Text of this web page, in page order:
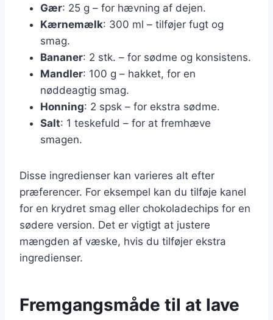
Gær: 25 g – for hævning af dejen.
Kærnemælk: 300 ml – tilføjer fugt og
smag.
Bananer: 2 stk. – for sødme og konsistens.
Mandler: 100 g – hakket, for en
nøddeagtig smag.
Honning: 2 spsk – for ekstra sødme.
Salt: 1 teskefuld – for at fremhæve
smagen.
Disse ingredienser kan varieres alt efter
præferencer. For eksempel kan du tilføje kanel
for en krydret smag eller chokoladechips for en
sødere version. Det er vigtigt at justere
mængden af væske, hvis du tilføjer ekstra
ingredienser.
Fremgangsmåde til at lave